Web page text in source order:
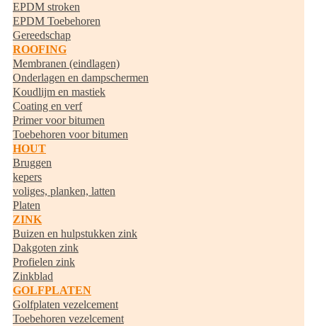
EPDM stroken
EPDM Toebehoren
Gereedschap
ROOFING
Membranen (eindlagen)
Onderlagen en dampschermen
Koudlijm en mastiek
Coating en verf
Primer voor bitumen
Toebehoren voor bitumen
HOUT
Bruggen
kepers
voliges, planken, latten
Platen
ZINK
Buizen en hulpstukken zink
Dakgoten zink
Profielen zink
Zinkblad
GOLFPLATEN
Golfplaten vezelcement
Toebehoren vezelcement